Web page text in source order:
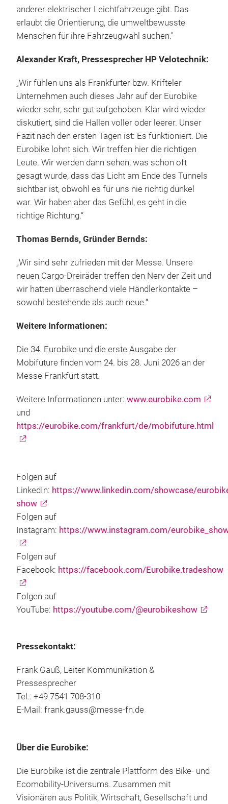
anderer elektrischer Leichtfahrzeuge gibt. Das
erlaubt die Orientierung, die umweltbewusste
Menschen für ihre Fahrzeugwahl suchen."
Alexander Kraft, Pressesprecher HP Velotechnik:
„Wir fühlen uns als Frankfurter bzw. Krifteler
Unternehmen auch dieses Jahr auf der Eurobike
wieder sehr, sehr gut aufgehoben. Klar wird wieder
diskutiert, sind die Hallen voller oder leerer. Unser
Fazit nach den ersten Tagen ist: Es funktioniert. Die
Eurobike lohnt sich. Wir treffen hier die richtigen
Leute. Wir werden dann sehen, was schon oft
gesagt wurde, dass das Licht am Ende des Tunnels
sichtbar ist, obwohl es für uns nie richtig dunkel
war. Wir haben aber das Gefühl, es geht in die
richtige Richtung.“
Thomas Bernds, Gründer Bernds:
„Wir sind sehr zufrieden mit der Messe. Unsere
neuen Cargo-Dreiräder treffen den Nerv der Zeit und
wir hatten überraschend viele Händlerkontakte –
sowohl bestehende als auch neue.“
Weitere Informationen:
Die 34. Eurobike und die erste Ausgabe der
Mobifuture finden vom 24. bis 28. Juni 2026 an der
Messe Frankfurt statt.
Weitere Informationen unter: www.eurobike.com
und
https://eurobike.com/frankfurt/de/mobifuture.html
Folgen auf
LinkedIn: https://www.linkedin.com/showcase/
show
Folgen auf
Instagram: https://www.instagram.com/
Folgen auf
Facebook: https://facebook.com/Eurobike.tradeshow
Folgen auf
YouTube: https://youtube.com/@eurobikeshow
Pressekontakt:
Frank Gauß, Leiter Kommunikation &
Pressesprecher
Tel.: +49 7541 708-310
E-Mail: frank.gauss@messe-fn.de
Über die Eurobike:
Die Eurobike ist die zentrale Plattform des Bike- und
Ecomobility-Universums. Zusammen mit
Visionären aus Politik, Wirtschaft, Gesellschaft und